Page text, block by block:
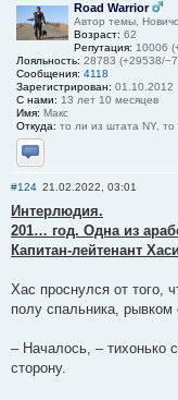
Road Warrior
Автор темы,
Возраст: 62
Репутация: 10006
Лояльность: 28783 (+29538/
Сообщения: 4118
Зарегистрирован: 01.10.2012
С нами: 13 лет 10 месяцев
Имя: Макс
Откуда: то ли из штата NY, то
Отправить личное
#124 21.02.2022, 03:01
Интерлюдия.
201… год. Одна из
Капитан-лейтенант
Хас проснулся от того,
полу спальника,
– Началось, – тихонько
сторону.